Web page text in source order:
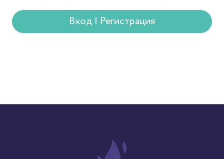
Вход | Регистрация